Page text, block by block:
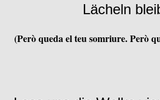
Lächeln
(Però queda el teu somriure. Però